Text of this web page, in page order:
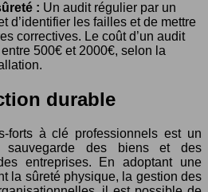
: Un audit régulier par un
d’identifier les failles et de mettre
correctives. Le coût d’un audit
500€ et 2000€, selon la
durable
forts à clé professionnels est un
des biens et des
entreprises. En adoptant une
la sûreté physique, la gestion des